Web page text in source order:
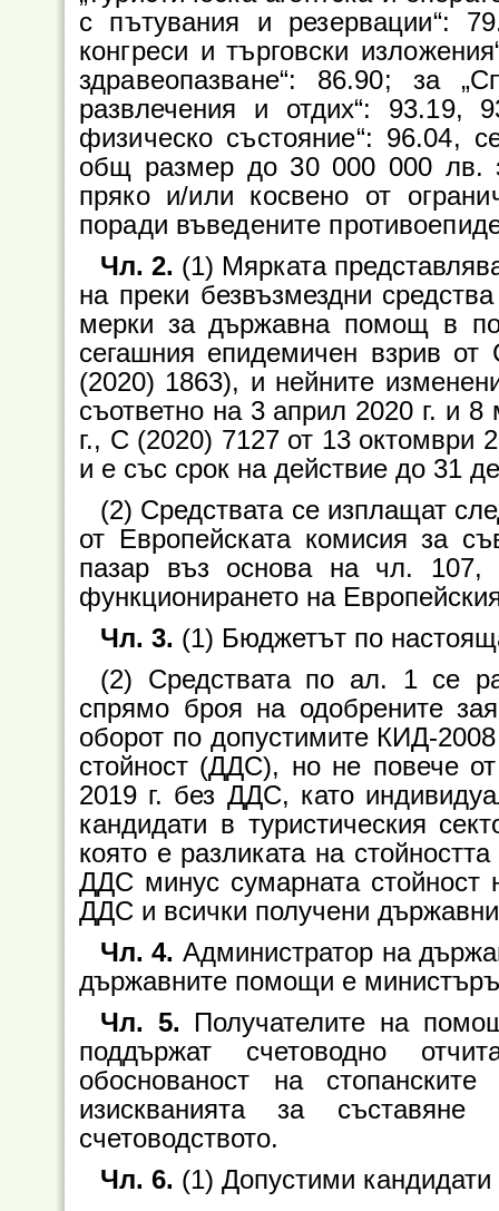
с пътувания и резервации“:
конгреси и търговски
здравеопазване“: 86.90; за
развлечения и отдих“: 93.19,
физическо състояние“: 96.04,
общ размер до 30 000 000 лв.
пряко и/или косвено от
поради въведените
Чл. 2. (1) Мярката
на преки безвъзмездни
мерки за държавна помощ в
сегашния епидемичен взрив
(2020) 1863), и нейните
съответно на 3 април 2020 г. и
г., C (2020) 7127 от 13 октомври
и е със срок на действие до 31
(2) Средствата се изплащат
от Европейската комисия за
пазар въз основа на чл. 107,
функционирането на
Чл. 3. (1) Бюджетът по
(2) Средствата по ал. 1 се
спрямо броя на одобрените
оборот по допустимите КИД-
стойност (ДДС), но не повече
2019 г. без ДДС, като
кандидати в туристическия
която е разликата на
ДДС минус сумарната стойност
ДДС и всички получени
Чл. 4. Администратор на
държавните помощи е
Чл. 5. Получателите на
поддържат счетоводно
обоснованост на
изискванията за
счетоводството.
Чл. 6. (1) Допустими кандидати